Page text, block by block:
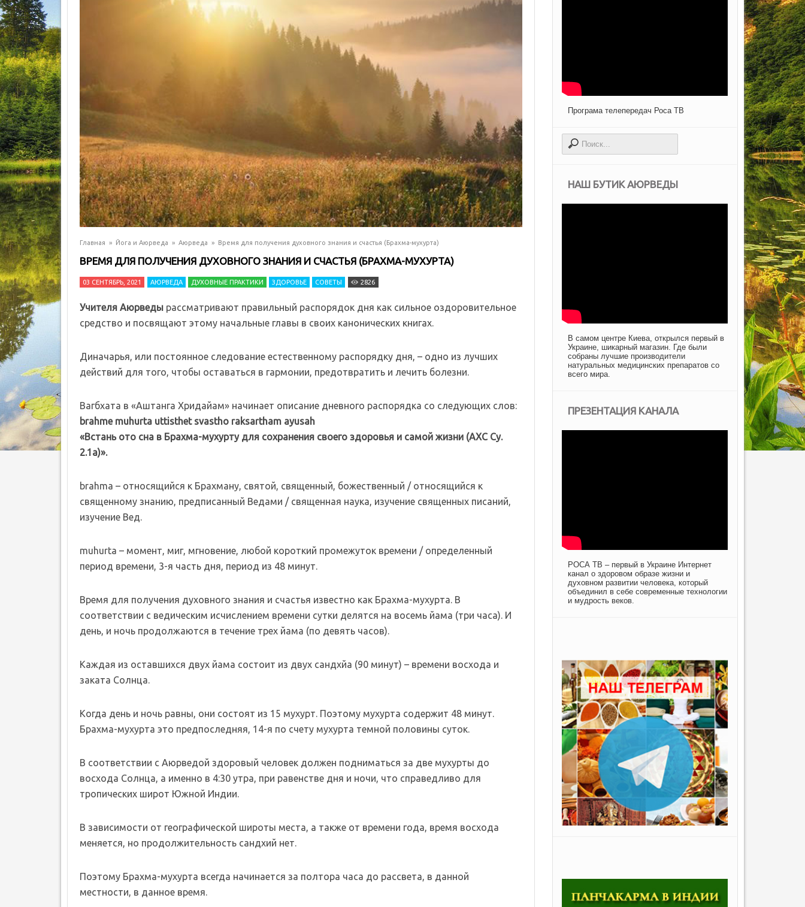
Главная » Йога и Аюрведа » Аюрведа » Время для получения духовного знания и счастья (Брахма-мухурта)
ВРЕМЯ ДЛЯ ПОЛУЧЕНИЯ ДУХОВНОГО ЗНАНИЯ И СЧАСТЬЯ (БРАХМА-МУХУРТА)
03 СЕНТЯБРЬ, 2021 АЮРВЕДА ДУХОВНЫЕ ПРАКТИКИ ЗДОРОВЬЕ СОВЕТЫ 2826
Учителя Аюрведы рассматривают правильный распорядок дня как сильное оздоровительное
средство и посвящают этому начальные главы в своих канонических книгах.
Диначарья, или постоянное следование естественному распорядку дня, – одно из лучших
действий для того, чтобы оставаться в гармонии, предотвратить и лечить болезни.
Вагбхата в «Аштанга Хридайам» начинает описание дневного распорядка со следующих слов:
brahme muhurta uttisthet svastho raksartham ayusah
«Встань ото сна в Брахма-мухурту для сохранения своего здоровья и самой жизни (АХС Су.
2.1а)».
brahma – относящийся к Брахману, святой, священный, божественный / относящийся к
священному знанию, предписанный Ведами / священная наука, изучение священных писаний,
изучение Вед.
muhurta – момент, миг, мгновение, любой короткий промежуток времени / определенный
период времени, 3-я часть дня, период из 48 минут.
Время для получения духовного знания и счастья известно как Брахма-мухурта. В
соответствии с ведическим исчислением времени сутки делятся на восемь йама (три часа). И
день, и ночь продолжаются в течение трех йама (по девять часов).
Каждая из оставшихся двух йама состоит из двух сандхйа (90 минут) – времени восхода и
заката Солнца.
Когда день и ночь равны, они состоят из 15 мухурт. Поэтому мухурта содержит 48 минут.
Брахма-мухурта это предпоследняя, 14-я по счету мухурта темной половины суток.
В соответствии с Аюрведой здоровый человек должен подниматься за две мухурты до
восхода Солнца, а именно в 4:30 утра, при равенстве дня и ночи, что справедливо для
тропических широт Южной Индии.
В зависимости от географической широты места, а также от времени года, время восхода
меняется, но продолжительность сандхий нет.
Поэтому Брахма-мухурта всегда начинается за полтора часа до рассвета, в данной
местности, в данное время.
Програма телепередач Роса ТВ
НАШ БУТИК АЮРВЕДЫ
В самом центре Киева, открылся первый в
Украине, шикарный магазин. Где были
собраны лучшие производители
натуральных медицинских препаратов со
всего мира.
ПРЕЗЕНТАЦИЯ КАНАЛА
РОСА ТВ – первый в Украине Интернет
канал о здоровом образе жизни и
духовном развитии человека, который
объединил в себе современные технологии
и мудрость веков.